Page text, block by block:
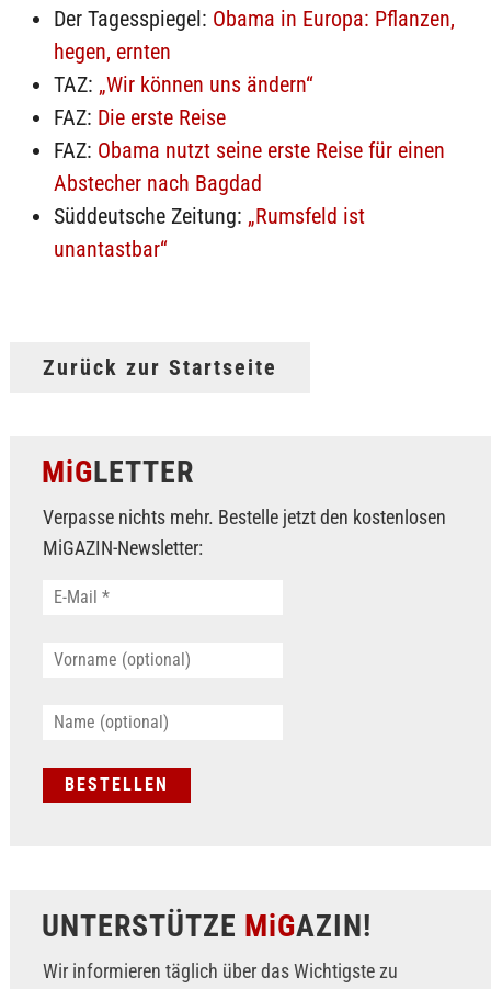
Der Tagesspiegel: Obama in Europa: Pflanzen,
hegen, ernten
TAZ: „Wir können uns ändern“
FAZ: Die erste Reise
FAZ: Obama nutzt seine erste Reise für einen
Abstecher nach Bagdad
Süddeutsche Zeitung: „Rumsfeld ist
unantastbar“
Zurück zur Startseite
MiGLETTER
Verpasse nichts mehr. Bestelle jetzt den kostenlosen
MiGAZIN-Newsletter:
UNTERSTÜTZE MiGAZIN!
Wir informieren täglich über das Wichtigste zu